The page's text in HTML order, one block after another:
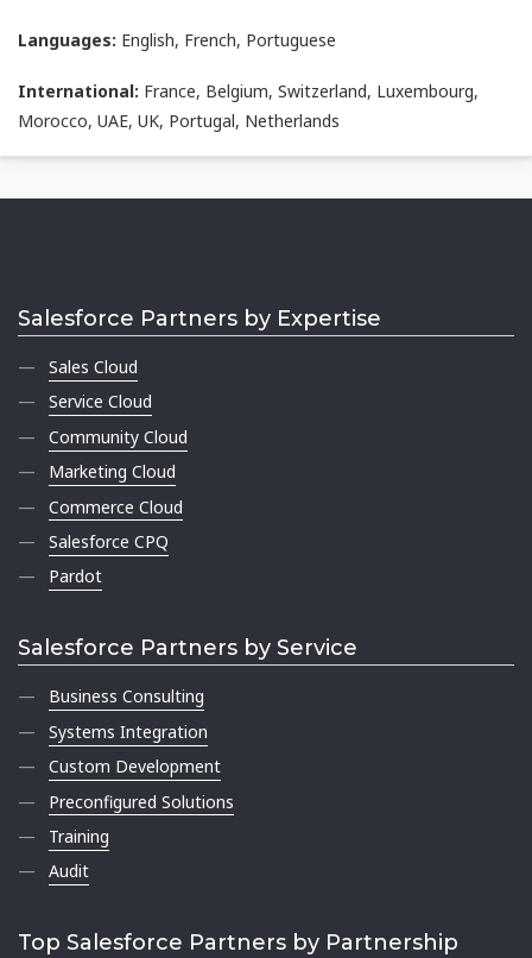
Languages: English, French, Portuguese
International: France, Belgium, Switzerland, Luxembourg,
Morocco, UAE, UK, Portugal, Netherlands
Salesforce Partners by Expertise
Sales Cloud
Service Cloud
Community Cloud
Marketing Cloud
Commerce Cloud
Salesforce CPQ
Pardot
Salesforce Partners by Service
Business Consulting
Systems Integration
Custom Development
Preconfigured Solutions
Training
Audit
Top Salesforce Partners by Partnership